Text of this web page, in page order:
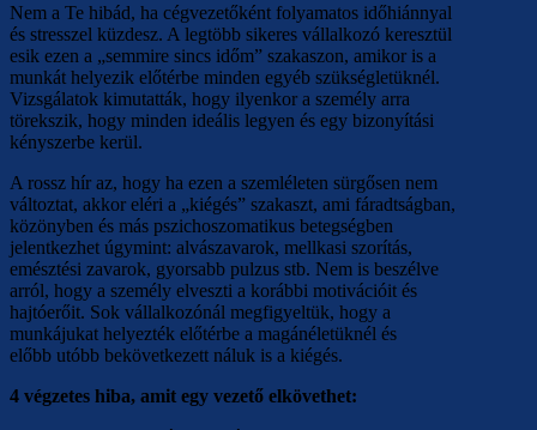
Nem a Te hibád, ha cégvezetőként folyamatos időhiánnyal
és stresszel küzdesz. A legtöbb sikeres vállalkozó keresztül
esik ezen a „semmire sincs időm” szakaszon, amikor is a
munkát helyezik előtérbe minden egyéb szükségletüknél.
Vizsgálatok kimutatták, hogy ilyenkor a személy arra
törekszik, hogy minden ideális legyen és egy bizonyítási
kényszerbe kerül.
A rossz hír az, hogy ha ezen a szemléleten sürgősen nem
változtat, akkor eléri a „kiégés” szakaszt, ami fáradtságban,
közönyben és más pszichoszomatikus betegségben
jelentkezhet úgymint: alvászavarok, mellkasi szorítás,
emésztési zavarok, gyorsabb pulzus stb. Nem is beszélve
arról, hogy a személy elveszti a korábbi motivációit és
hajtóerőit. Sok vállalkozónál megfigyeltük, hogy a
munkájukat helyezték előtérbe a magánéletüknél és
előbb utóbb bekövetkezett náluk is a kiégés.
4 végzetes hiba, amit egy vezető elkövethet: